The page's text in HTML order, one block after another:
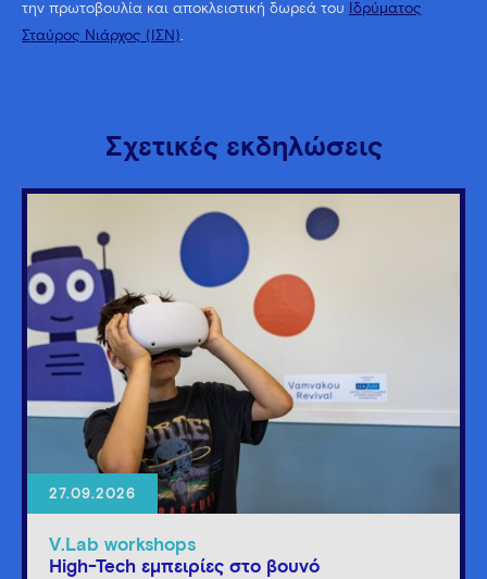
την πρωτοβουλία και αποκλειστική δωρεά του
Ιδρύματος
Σταύρος Νιάρχος (ΙΣΝ).
Σχετικές εκδηλώσεις
27.09.2026
V.Lab workshops
High-Tech εμπειρίες στο βουνό